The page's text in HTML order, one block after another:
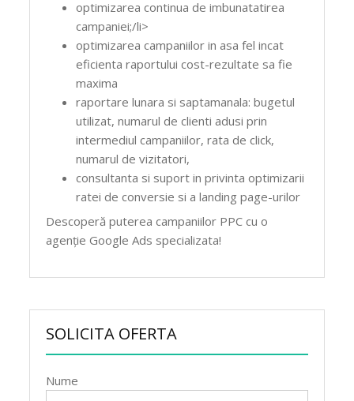
optimizarea continua de imbunatatirea
campaniei;/li>
optimizarea campaniilor in asa fel incat
eficienta raportului cost-rezultate sa fie
maxima
raportare lunara si saptamanala: bugetul
utilizat, numarul de clienti adusi prin
intermediul campaniilor, rata de click,
numarul de vizitatori,
consultanta si suport in privinta optimizarii
ratei de conversie si a landing page-urilor
Descoperă puterea campaniilor PPC cu o
agenție Google Ads specializata!
SOLICITA OFERTA
Nume